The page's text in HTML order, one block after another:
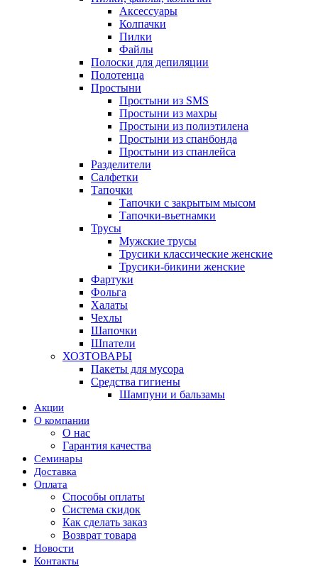
Аксессуары
Колпачки
Пилки
Файлы
Полоски для депиляции
Полотенца
Простыни
Простыни из SMS
Простыни из махры
Простыни из полиэтилена
Простыни из спанбонда
Простыни из спанлейса
Разделители
Салфетки
Тапочки
Тапочки с закрытым мысом
Тапочки-вьетнамки
Трусы
Мужские трусы
Трусики классические женские
Трусики-бикини женские
Фартуки
Фольга
Халаты
Чехлы
Шапочки
Шпатели
ХОЗТОВАРЫ
Пакеты для мусора
Средства гигиены
Шампуни и бальзамы
Акции
О компании
О нас
Гарантия качества
Семинары
Доставка
Оплата
Способы оплаты
Система скидок
Как сделать заказ
Возврат товара
Новости
Контакты